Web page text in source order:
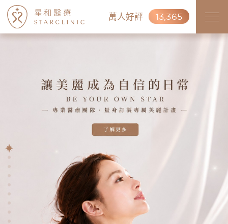
萬人好評 13,365